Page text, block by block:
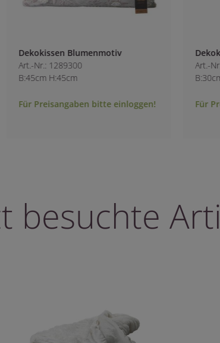
Dekokissen Anemone
Art.-Nr.: 1289400
B:30cm H:50cm
Für Preisangaben bitte einloggen!
besuchte